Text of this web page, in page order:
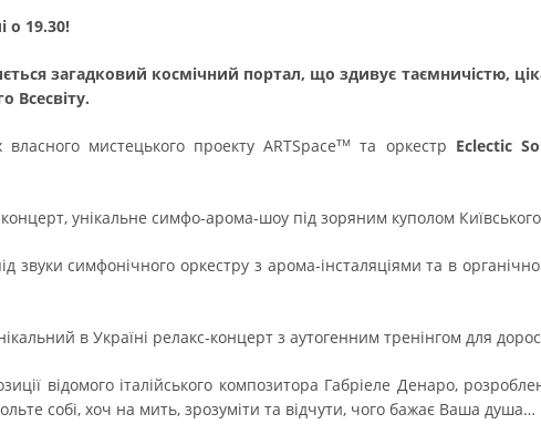
о 19.30!
загадковий космічний портал, що здивує таємничістю,
Всесвіту.
мистецького проекту ARTSpaceтм та оркестр Eclectic
унікальне симфо-арома-шоу під зоряним куполом
звуки симфонічного оркестру з арома-інсталяціями та в
в Україні релакс-концерт з аутогенним тренінгом для
відомого італійського композитора Габріеле Денаро,
собі, хоч на мить, зрозуміти та відчути, чого бажає Ваша душа…